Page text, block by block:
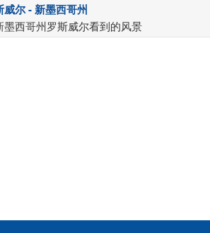
威尔 - 新墨西哥州
墨西哥州罗斯威尔看到的风景